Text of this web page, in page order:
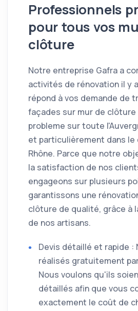
Professionnels
pour tous vos
clôture
Notre entreprise Gafra a
activités de rénovation il y
répond à vos demande de
façades sur mur de clôture
probleme sur toute
et particulièrement dans le
Rhône. Parce que notre
la satisfaction de nos
engageons sur plusieurs
garantissons une
clôture de qualité, grâce à
de nos artisans.
Devis détaillé et rapide :
réalisés gratuitement
Nous voulons qu'ils
détaillés afin que vous
exactement le coût de